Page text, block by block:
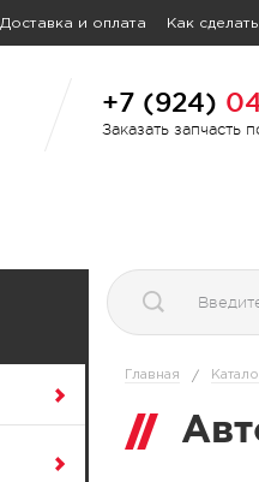
Доставка и оплата Как
+7 (924)
Заказать запчасть
Главная /